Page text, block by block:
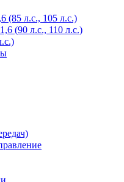
(85 л.с., 105 л.с.)
(90 л.с., 110 л.с.)